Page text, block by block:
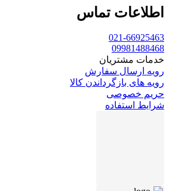
اطلاعات تماس
021-66925463
09981488468
خدمات مشتریان
رویه ارسال سفارش
رویه های بازگرداندن کالا
حریم خصوصی
شرایط استفاده